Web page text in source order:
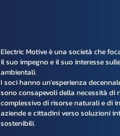
Electric Motive è una società che
il suo impegno e il suo interesse
ambientali.
I soci hanno un'esperienza
sono consapevoli della necessità di
complessivo di risorse naturali e di
aziende e cittadini verso soluzioni
sostenibili.